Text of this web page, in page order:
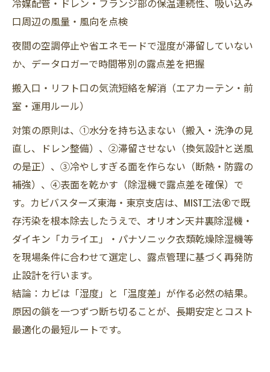
冷媒配管・ドレン・フランジ部の保温連続性、吸い込み
口周辺の風量・風向を点検
夜間の空調停止や省エネモードで湿度が滞留していない
か、データロガーで時間帯別の露点差を把握
搬入口・リフト口の気流短絡を解消（エアカーテン・前
室・運用ルール）
対策の原則は、①水分を持ち込まない（搬入・洗浄の見
直し、ドレン整備）、②滞留させない（換気設計と送風
の是正）、③冷やしすぎる面を作らない（断熱・防露の
補強）、④表面を乾かす（除湿機で露点差を確保）で
す。カビバスターズ東海・東京支店は、MIST工法®で既
存汚染を根本除去したうえで、オリオン天井裏除湿機・
ダイキン「カライエ」・パナソニック衣類乾燥除湿機等
を現場条件に合わせて選定し、露点管理に基づく再発防
止設計を行います。
結論：カビは「湿度」と「温度差」が作る必然の結果。
原因の鎖を一つずつ断ち切ることが、長期安定とコスト
最適化の最短ルートです。